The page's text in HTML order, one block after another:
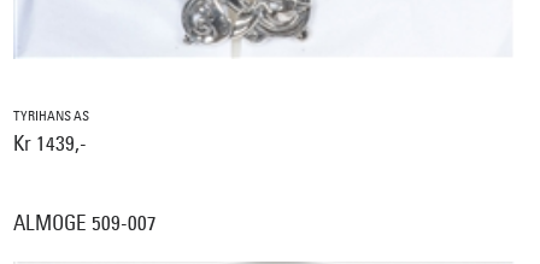
TYRIHANS AS
Kr 1439,-
ALMOGE 509-007